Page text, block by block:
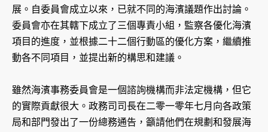
展。自委員會成立以來，已就不同的海濱議題作出討論。
委員會亦在其轄下成立了三個專責小組，監察各優化海濱
項目的進度，並根據二十二個行動區的優化方案，繼續推
動各不同項目，並提出新的構思和建議。
雖然海濱事務委員會是一個諮詢機構而非法定機構，但它
的實際貢獻很大。政務司司長在二零一零年七月向各政策
局和部門發出了一份總務通告，籲請他們在規劃和發展海